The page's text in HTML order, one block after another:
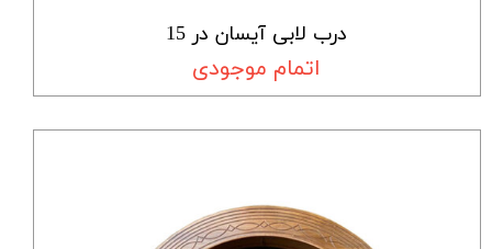
درب لابی آیسان در 15
اتمام موجودی